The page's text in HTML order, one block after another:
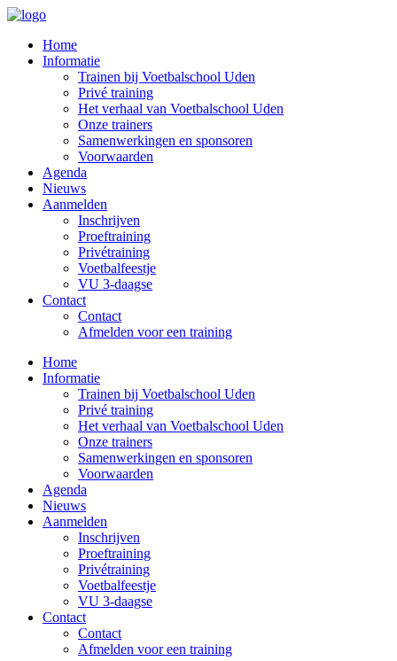
Home
Informatie
Trainen bij Voetbalschool Uden
Privé training
Het verhaal van Voetbalschool Uden
Onze trainers
Samenwerkingen en sponsoren
Voorwaarden
Agenda
Nieuws
Aanmelden
Inschrijven
Proeftraining
Privétraining
Voetbalfeestje
VU 3-daagse
Contact
Contact
Afmelden voor een training
Home
Informatie
Trainen bij Voetbalschool Uden
Privé training
Het verhaal van Voetbalschool Uden
Onze trainers
Samenwerkingen en sponsoren
Voorwaarden
Agenda
Nieuws
Aanmelden
Inschrijven
Proeftraining
Privétraining
Voetbalfeestje
VU 3-daagse
Contact
Contact
Afmelden voor een training